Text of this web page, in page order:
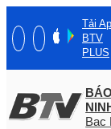
Tải
BTV
PLUS
Bac